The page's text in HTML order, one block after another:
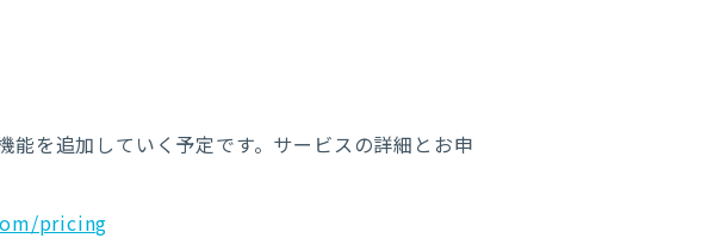
を追加していく予定です。サービスの詳細とお申
pricing